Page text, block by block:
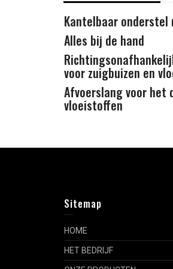
Kantelbaar
Alles bij de hand
voor zuigbuizen en
Afvoerslang voor het
vloeistoffen
Sitemap
HOME
HET BEDRIJF